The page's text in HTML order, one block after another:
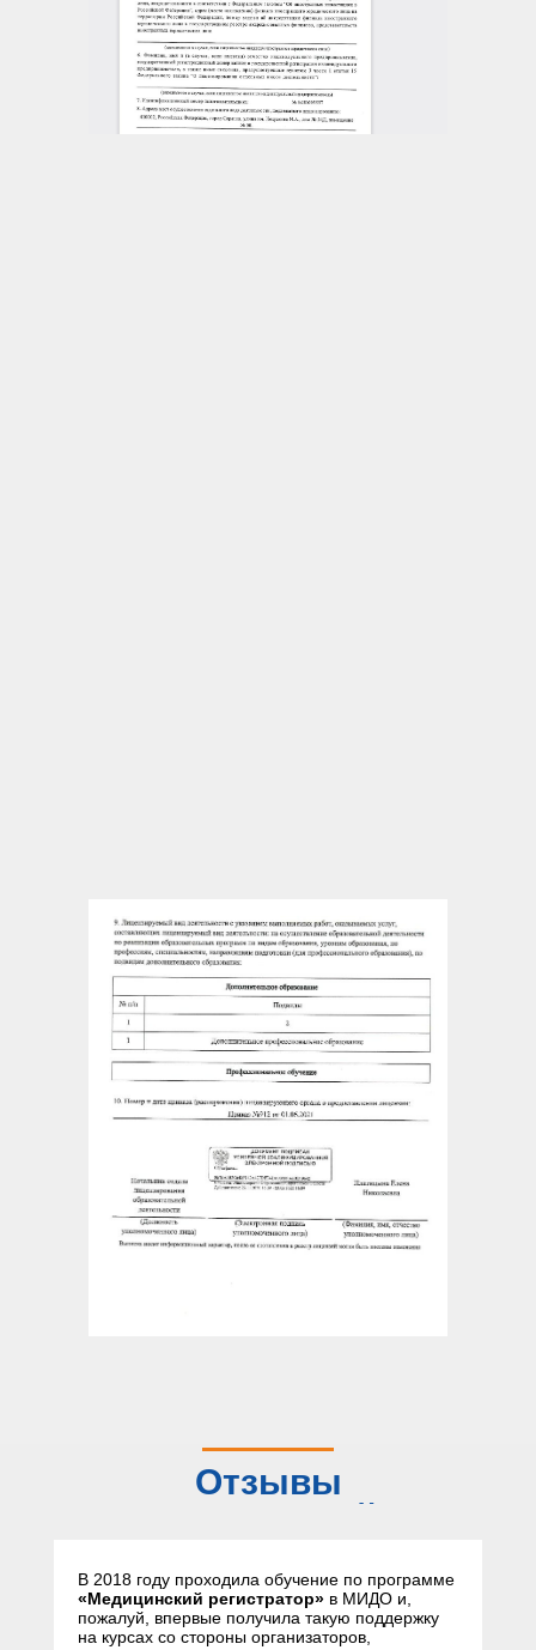
Отзывы
слушателей
В 2018 году проходила обучение по программе
«Медицинский регистратор» в МИДО и,
пожалуй, впервые получила такую поддержку
на курсах со стороны организаторов,